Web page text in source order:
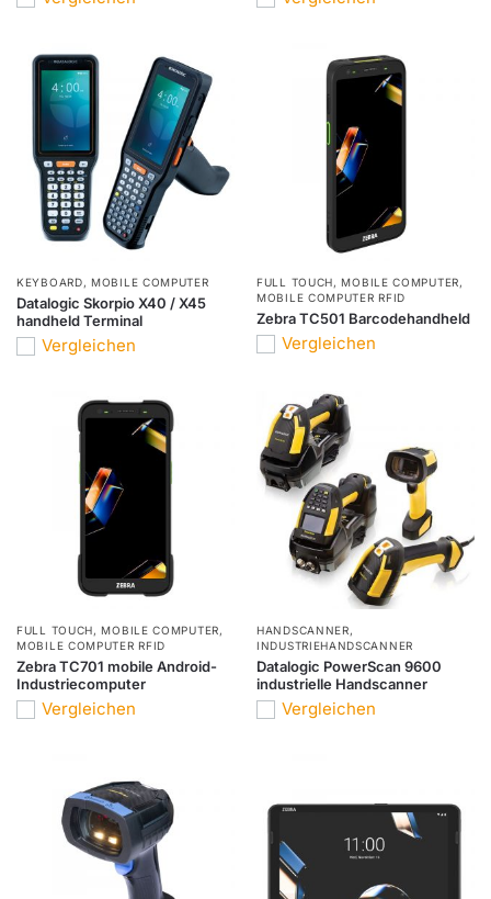
KEYBOARD,MOBILE COMPUTER
Datalogic Skorpio X40 / X45
handheld Terminal
Vergleichen
FULL TOUCH,MOBILE COMPUTER,
MOBILE COMPUTER RFID
Zebra TC501 Barcodehandheld
Vergleichen
FULL TOUCH,MOBILE COMPUTER,
MOBILE COMPUTER RFID
Zebra TC701 mobile Android-
Industriecomputer
Vergleichen
HANDSCANNER,
INDUSTRIEHANDSCANNER
Datalogic PowerScan 9600
industrielle Handscanner
Vergleichen